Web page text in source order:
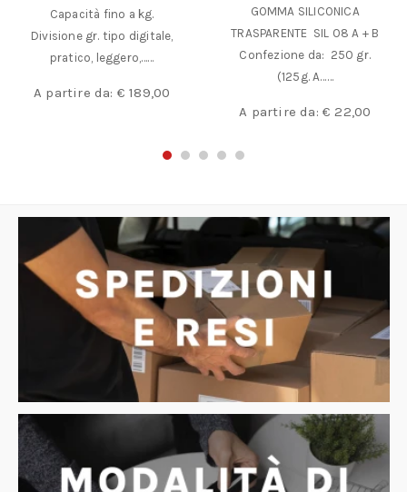
Capacità fino a kg.
Divisione gr. tipo digitale,
pratico, leggero,……
A partire da: € 189,00
GOMMA SILICONICA
TRASPARENTE SIL 08 A + B
Confezione da: 250 gr.
(125g. A……
A partire da: € 22,00